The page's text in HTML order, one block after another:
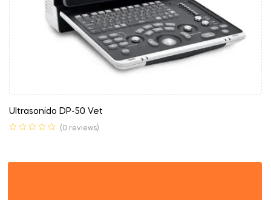
Ultrasonido DP-50 Vet
(0 reviews)